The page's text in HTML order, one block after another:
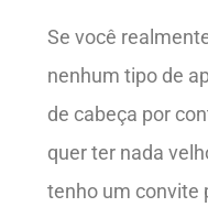
Se você
nenhum tipo de
de cabeça por
quer ter nada
tenho um convite